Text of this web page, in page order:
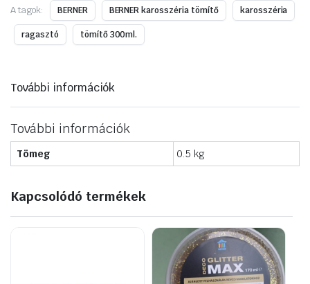
mennyiség
A tagok: BERNER BERNER karosszéria tömítő karosszéria
ragasztó tömítő 300ml.
További információk
További információk
Tömeg 0.5 kg
Kapcsolódó termékek